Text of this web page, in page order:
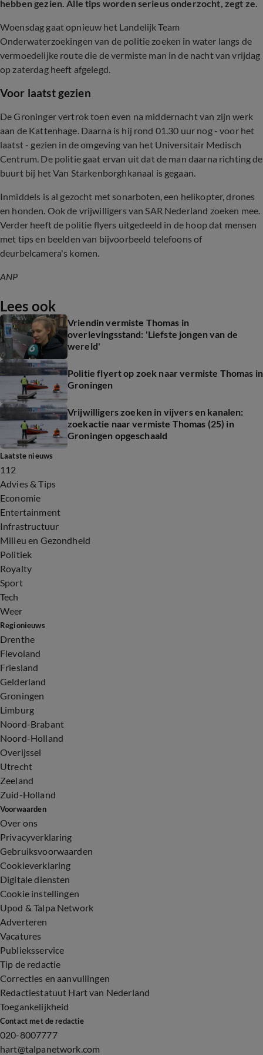
hebben gezien. Alle tips worden serieus onderzocht, zegt ze.
Woensdag gaat opnieuw het Landelijk Team
Onderwaterzoekingen van de politie zoeken in water langs de
vermoedelijke route die de vermiste man in de nacht van vrijdag
op zaterdag heeft afgelegd.
Voor laatst gezien
De Groninger vertrok toen even na middernacht van zijn werk
aan de Kattenhage. Daarna is hij rond 01.30 uur nog - voor het
laatst - gezien in de omgeving van het Universitair Medisch
Centrum. De politie gaat ervan uit dat de man daarna richting de
buurt bij het Van Starkenborghkanaal is gegaan.
Inmiddels is al gezocht met sonarboten, een helikopter, drones
en honden. Ook de vrijwilligers van SAR Nederland zoeken mee.
Verder heeft de politie flyers uitgedeeld in de hoop dat mensen
met tips en beelden van bijvoorbeeld telefoons of
deurbelcamera's komen.
ANP
Lees ook
Vriendin vermiste Thomas in
overlevingsstand: 'Liefste jongen van de
wereld'
Politie flyert op zoek naar vermiste Thomas in
Groningen
Vrijwilligers zoeken in vijvers en kanalen:
zoekactie naar vermiste Thomas (25) in
Groningen opgeschaald
Laatste nieuws
112
Advies & Tips
Economie
Entertainment
Infrastructuur
Milieu en Gezondheid
Politiek
Royalty
Sport
Tech
Weer
Regionieuws
Drenthe
Flevoland
Friesland
Gelderland
Groningen
Limburg
Noord-Brabant
Noord-Holland
Overijssel
Utrecht
Zeeland
Zuid-Holland
Voorwaarden
Over ons
Privacyverklaring
Gebruiksvoorwaarden
Cookieverklaring
Digitale diensten
Cookie instellingen
Upod & Talpa Network
Adverteren
Vacatures
Publieksservice
Tip de redactie
Correcties en aanvullingen
Redactiestatuut Hart van Nederland
Toegankelijkheid
Contact met de redactie
020-8007777
hart@talpanetwork.com